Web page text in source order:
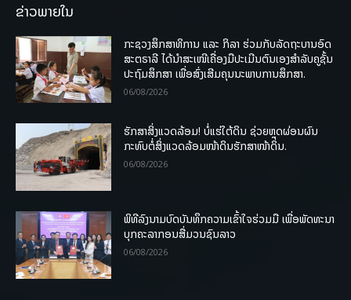
ຂ່າວພາຍໃນ
ກະຊວງສຶກສາທິການ ແລະ ກິລາ ຮ່ວມກັບລັດຖະບານອົດ
ສະຕຣາລີ ໄດ້ນຳສະເໜີເຄື່ອງມືປະເມີນຕົນເອງສຳລັບຄູຊັ້ນ
ປະຖົມສຶກສາ ເພື່ອສົ່ງເສີມຄຸນນະພາບການສຶກສາ.
06/08/2026
ຮັກສາສິ່ງແວດລ້ອມ! ບໍ່ແຮ່ໃຕ້ດິນ ຊ່ວຍຫຼຸດຜ່ອນຜົນ
ກະທົບຕໍ່ສິ່ງແວດລ້ອມໜ້າດິນຮັກສາໜ້າດິນ.
06/08/2026
ພິທີລົງນາມບົດບັນທຶກຄວາມເຂົ້າໃຈຮ່ວມມື ເພື່ອພັດທະນາ
ບຸກຄະລາກອນສື່ມວນຊົນລາວ
06/08/2026